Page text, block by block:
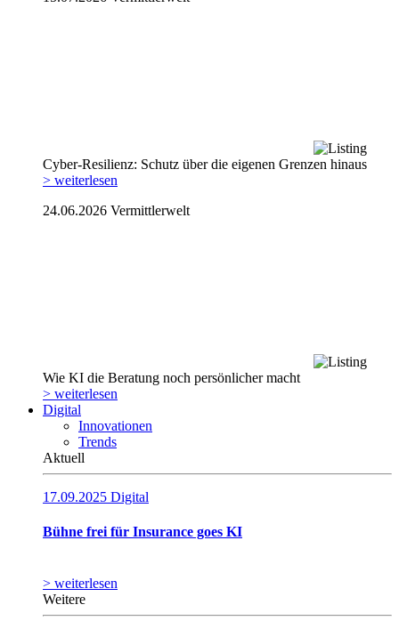
Cyber-Resilienz: Schutz über die eigenen Grenzen hinaus
> weiterlesen
24.06.2026 Vermittlerwelt
Wie KI die Beratung noch persönlicher macht
> weiterlesen
Digital
Innovationen
Trends
Aktuell
17.09.2025 Digital
Bühne frei für Insurance goes KI
> weiterlesen
Weitere